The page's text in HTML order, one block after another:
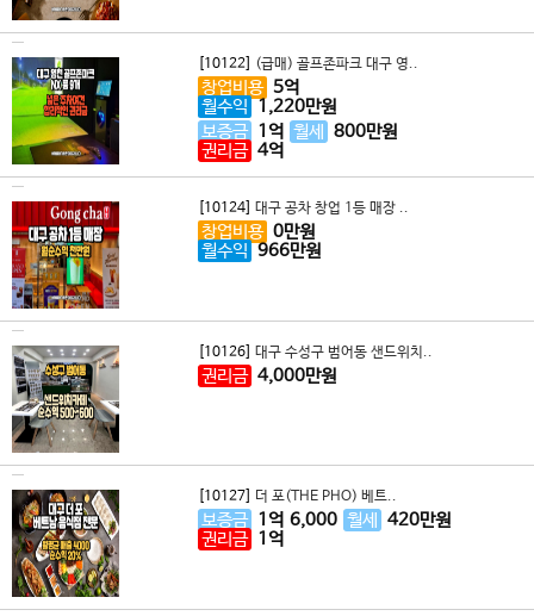
[10122] (급매) 골프존파크 대구 영..
창업비용 5억
월수익 1,220만원
보증금 1 억 월세 800만원
권리금 4억
[10124] 대구 공차 창업 1등 매장 ..
창업비용 0만원
월수익 966만원
[10126] 대구 수성구 범어동 샌드위치..
권리금 4,000만원
[10127] 더 포(THE PHO) 베트..
보증금 1 억 6,000 월세 420만원
권리금 1 억